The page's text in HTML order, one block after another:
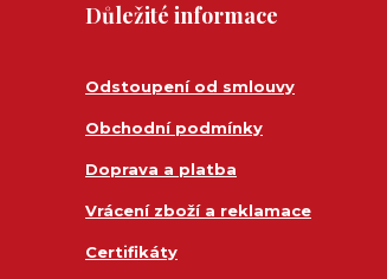
Důležité informace
Odstoupení od smlouvy
Obchodní podmínky
Doprava a platba
Vrácení zboží a reklamace
Certifikáty